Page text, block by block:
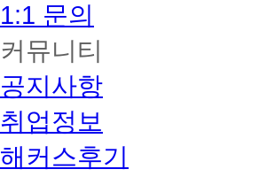
1:1 문의
커뮤니티
공지사항
취업정보
해커스후기